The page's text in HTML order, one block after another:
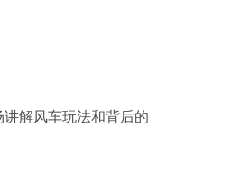
解风车玩法和背后的